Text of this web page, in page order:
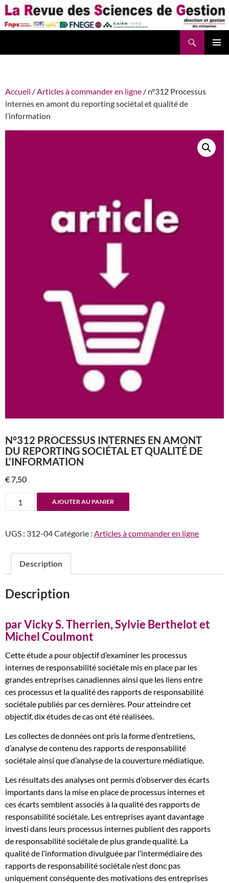
Aller
au
contenu
Accueil /Articles à commander en ligne / n°312 Processus
internes en amont du reporting sociétal et qualité de
l’information
N°312 PROCESSUS INTERNES EN AMONT
DU REPORTING SOCIÉTAL ET QUALITÉ DE
L’INFORMATION
€7,50
quantité
de
Processus
amont
reporting
et
qualité
l’information
AJOUTER AU PANIER
UGS : 312-04Catégorie : Articles à commander en ligne
Description
Description
par Vicky S. Therrien, Sylvie Berthelot et
Michel Coulmont
Cette étude a pour objectif d’examiner les processus
internes de responsabilité sociétale mis en place par les
grandes entreprises canadiennes ainsi que les liens entre
ces processus et la qualité des rapports de responsabilité
sociétale publiés par ces dernières. Pour atteindre cet
objectif, dix études de cas ont été réalisées.
Les collectes de données ont pris la forme d’entretiens,
d’analyse de contenu des rapports de responsabilité
sociétale ainsi que d’analyse de la couverture médiatique.
Les résultats des analyses ont permis d’observer des écarts
importants dans la mise en place de processus internes et
ces écarts semblent associés à la qualité des rapports de
responsabilité sociétale. Les entreprises ayant davantage
investi dans leurs processus internes publient des rapports
de responsabilité sociétale de plus grande qualité. La
qualité de l’information divulguée par l’intermédiaire des
rapports de responsabilité sociétale n’est donc pas
uniquement conséquente des motivations des entreprises